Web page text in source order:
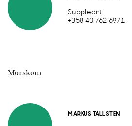
Suppleant
+358 40 762 6971
Mörskom
MARKUS TALLSTEN